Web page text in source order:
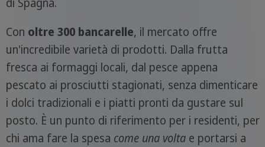
di Spagna.
Con oltre 300 bancarelle, il mercato offre
un'incredibile varietà di prodotti. Dalla frutta
fresca ai formaggi locali, dal pesce appena
pescato ai prosciutti stagionati, senza dimenticare
i dolci tradizionali e i piatti pronti da gustare sul
posto. È un punto di riferimento per i residenti, per
chi ama fare la spesa come una voltae portarsi a